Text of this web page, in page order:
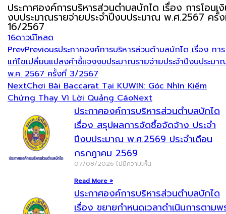
ประกาศองค์การบริหารส่วนตำบลบักได เรื่อง การโอนเ
งบประมาณรายจ่ายประจำปีงบประมาณ พ.ศ.2567 ครั้
16/2567
16ดาวน์โหลด
PrevPreviousประกาศองค์การบริหารส่วนตำบลบักได เรื่อง การ
แก้ไขเปลี่ยนแปลงคำชี้แจงงบประมาณรายจ่ายประจำปีงบประมา
พ.ศ. 2567 ครั้งที่ 3/2567
NextChơi Bài Baccarat Tại KUWIN: Góc Nhìn Kiểm
Chứng Thay Vì Lời Quảng CáoNext
ประกาศองค์การบริหารส่วนตำบลบักได
เรื่อง สรุปผลการจัดซื้อจัดจ้าง ประจำ
ปีงบประมาณ พ.ศ.2569 ประจำเดือน
กรกฎาคม 2569
07/08/2026 ไม่มีความเห็น
Read More »
ประกาศองค์การบริหารส่วนตำบลบักได
เรื่อง ขยายกำหนดเวลาดำเนินการตามพ